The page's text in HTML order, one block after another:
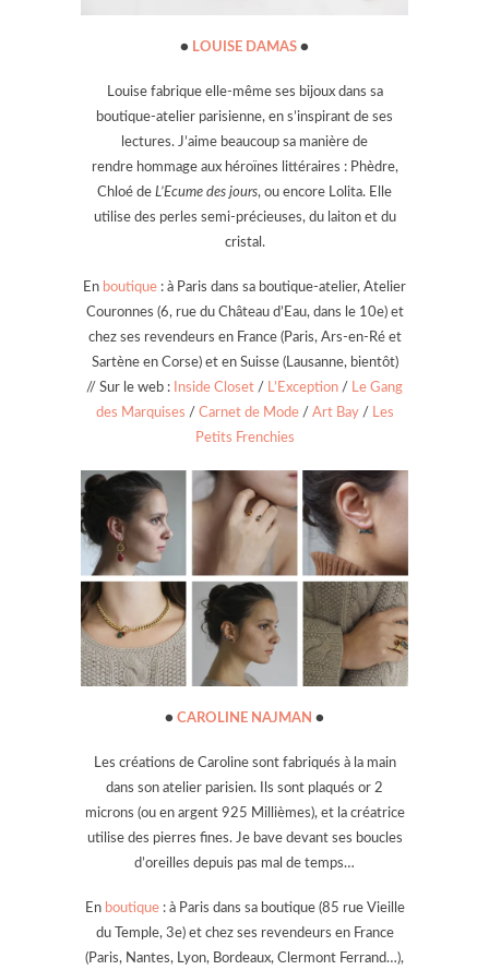
● LOUISE DAMAS ●
Louise fabrique elle-même ses bijoux dans sa
boutique-atelier parisienne, en s’inspirant de ses
lectures. J’aime beaucoup sa manière de
rendre hommage aux héroïnes littéraires : Phèdre,
Chloé de L’Ecume des jours, ou encore Lolita. Elle
utilise des perles semi-précieuses, du laiton et du
cristal.
En boutique : à Paris dans sa boutique-atelier, Atelier
Couronnes (6, rue du Château d’Eau, dans le 10e) et
chez ses revendeurs en France (Paris, Ars-en-Ré et
Sartène en Corse) et en Suisse (Lausanne, bientôt)
// Sur le web :
Inside Closet / L’Exception / Le Gang
des Marquises / Carnet de Mode/ Art Bay/ Les
Petits Frenchies
● CAROLINE NAJMAN ●
Les créations de Caroline sont fabriqués à la main
dans son atelier parisien. Ils sont plaqués or 2
microns (ou en argent 925 Millièmes), et la créatrice
utilise des pierres fines. Je bave devant ses boucles
d’oreilles depuis pas mal de temps…
En boutique: à Paris dans sa boutique (85 rue Vieille
du Temple, 3e) et chez ses revendeurs en France
(Paris, Nantes, Lyon, Bordeaux, Clermont Ferrand…),